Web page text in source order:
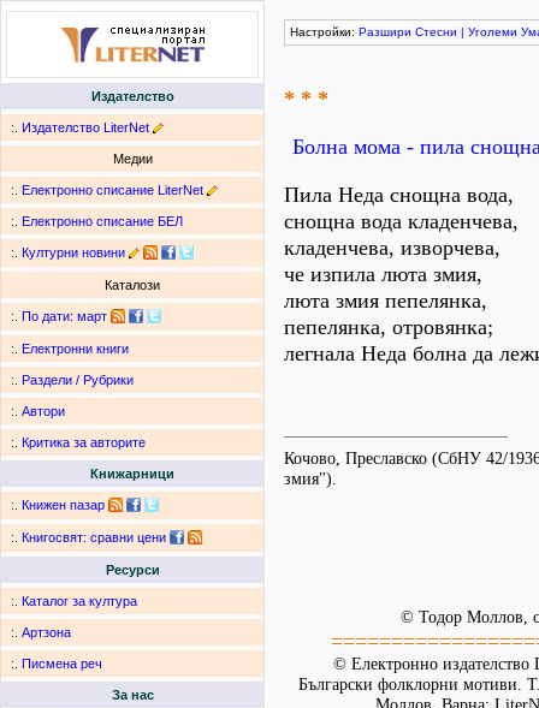
Издателство
:. Издателство LiterNet
Медии
:. Електронно списание LiterNet
:. Електронно списание БЕЛ
:. Културни новини
Каталози
:. По дати: март
:. Електронни книги
:. Раздели / Рубрики
:. Автори
:. Критика за авторите
Книжарници
:. Книжен пазар
:. Книгосвят: сравни цени
Ресурси
:. Каталог за култура
:. Артзона
:. Писмена реч
За нас
Настройки: Разшири Стесни | Уголеми
* * *
Болна мома - пила
Пила Неда снощна вода,
снощна вода кладенчева,
кладенчева, изворчева,
че изпила люта змия,
люта змия пепелянка,
пепелянка, отровянка;
легнала Неда болна да
Кочово, Преславско (СбНУ 42/
змия").
© Тодор Моллов,
© Електронно издателство
Български фолклорни мотиви.